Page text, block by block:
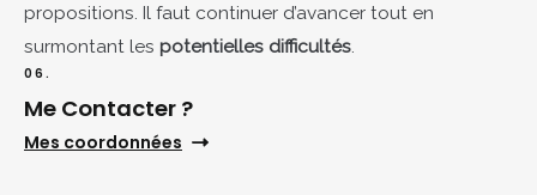
propositions. Il faut continuer d’avancer tout en
surmontant les potentielles difficultés.
06.
Me Contacter ?​
Mes coordonnées